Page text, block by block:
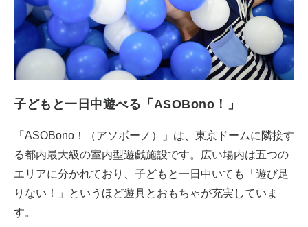
子どもと一日中遊べる「ASOBono！」
「ASOBono！（アソボーノ）」は、東京ドームに隣接す
る都内最大級の室内型遊戯施設です。広い場内は五つの
エリアに分かれており、子どもと一日中いても「遊び足
りない！」というほど遊具とおもちゃが充実していま
す。